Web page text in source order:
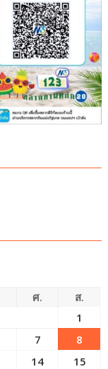
ศ.
ส.
1
7
8
14
15